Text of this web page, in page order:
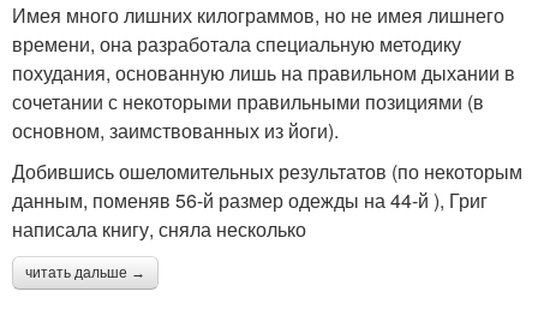
Имея много лишних килограммов, но не имея лишнего
времени, она разработала специальную методику
похудания, основанную лишь на правильном дыхании в
сочетании с некоторыми правильными позициями (в
основном, заимствованных из йоги).
Добившись ошеломительных результатов (по некоторым
данным, поменяв 56-й размер одежды на 44-й ), Григ
написала книгу, сняла несколько
читать дальше →